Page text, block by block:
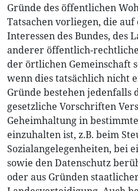
Gründe des öffentlichen
Tatsachen vorliegen, die
Interessen des Bundes, des
anderer öffentlich-
der örtlichen Gemeinschaft
wenn dies tatsächlich nicht
Gründe bestehen jedenfalls
gesetzliche Vorschriften
Geheimhaltung in
einzuhalten ist, z.B. beim
Sozialangelegenheiten, bei
sowie den Datenschutz
oder aus Gründen